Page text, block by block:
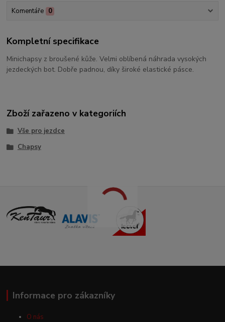
Komentáře 0
Kompletní specifikace
Minichapsy z broušené kůže. Velmi oblíbená náhrada vysokých
jezdeckých bot. Dobře padnou, díky široké elastické pásce.
Zboží zařazeno v kategoriích
Vše pro jezdce
Chapsy
Informace pro zákazníky
O nás